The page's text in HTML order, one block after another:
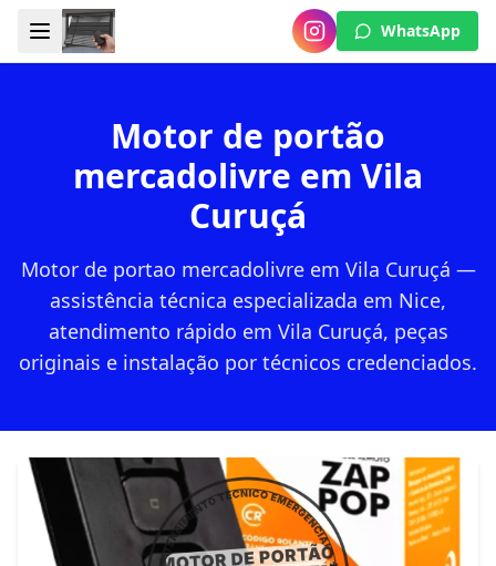
WhatsApp
Motor de portão
mercadolivre em Vila
Curuçá
Motor de portao mercadolivre em Vila Curuçá —
assistência técnica especializada em Nice,
atendimento rápido em Vila Curuçá, peças
originais e instalação por técnicos credenciados.